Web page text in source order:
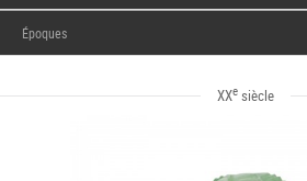
Époques
XXe siècle